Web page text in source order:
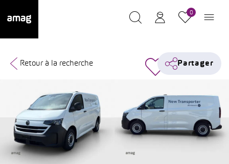
0
Retour à la recherche Partager